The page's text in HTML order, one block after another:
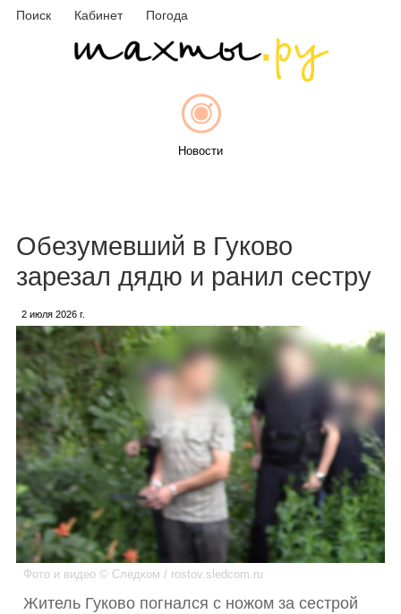
Поиск Кабинет Погода
Новости
Афиша
Каталог
Инфо
Гороскоп
Обезумевший в Гуково
зарезал дядю и ранил сестру
2 июля 2026 г.
Фото и видео © Следком / rostov.sledcom.ru
Житель Гуково погнался с ножом за сестрой